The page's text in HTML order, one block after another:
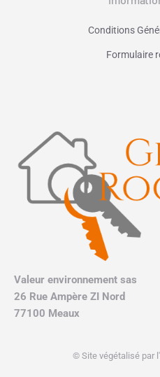
Conditions
Formulaire
Valeur environnement sas
26 Rue Ampère ZI Nord
77100 Meaux
© Site végétalisé par